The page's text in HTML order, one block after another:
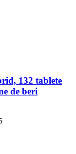
132 tablete
de beri